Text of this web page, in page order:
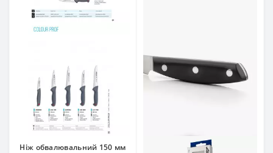
Ніж обвалювальний 150 мм